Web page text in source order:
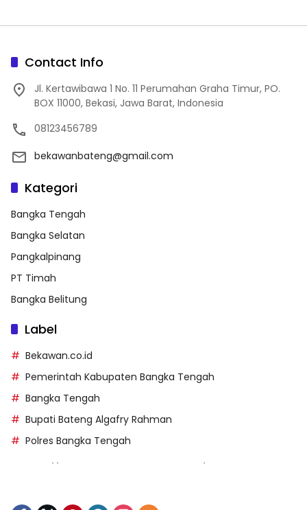
Contact Info
Jl. Kertawibawa 1 No. 11 Perumahan Graha Timur, PO.
BOX 11000, Bekasi, Jawa Barat, Indonesia
08123456789
bekawanbateng@gmail.com
Kategori
Bangka Tengah
Bangka Selatan
Pangkalpinang
PT Timah
Bangka Belitung
Label
Bekawan.co.id
Pemerintah Kabupaten Bangka Tengah
Bangka Tengah
Bupati Bateng Algafry Rahman
Polres Bangka Tengah